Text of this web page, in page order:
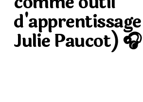
Julie Paucot) 🎧